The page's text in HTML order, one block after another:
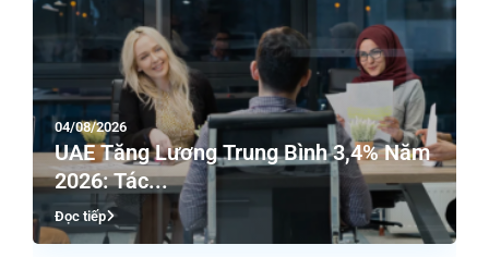
04/08/2026
UAE Tăng Lương Trung Bình 3,4% Năm
2026: Tác...
Đọc tiếp